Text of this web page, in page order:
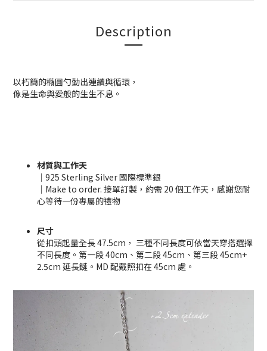
Description
以朽簡的橢圓勺勤出連續與循環，
像是生命與愛般的生生不息。
材質與工作天
｜925 Sterling Silver 國際標準銀
｜Make to order. 接單訂製，約需 20 個工作天，感謝您耐
心等待一份專屬的禮物
尺寸
從扣頭起量全長 47.5cm， 三種不同長度可依當天穿搭選擇
不同長度。第一段 40cm、第二段 45cm、 第三段 45cm+
2.5cm 延長鏈 。MD 配戴照扣在 45cm 處。